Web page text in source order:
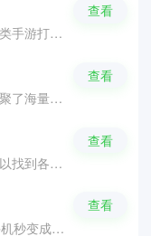
呱呱画质盒子是一款专为吃鸡类手游打造的画面与性能优化软件，让你们畅享流畅清晰的游戏体验。软件能智能识别手机的配置，一键解锁高帧率与高分辨率，显著改善画质并减少卡顿模糊。软件还有超高自由度的灵敏度调节、听声辨位、陀螺超频、准星助手及大神布局等实用辅助，完美适配多种设备与游戏类型。
查看
魅族游戏中心安卓版是一款汇聚了海量热门手游资源的游戏平台，涵盖了盖角色扮演、动作射击、休闲益智等丰富题材并供你们费下载安装并开始游玩。软件拥有专属的特权礼包与福利活动，还设有最新的游戏资讯、通关攻略和活跃的互动社区，让你们成为发布者与阅读者，带来省心流畅的使用体验。
查看
奇迹盒子正版是一款让你们可以找到各种好游的游戏盒子软件，无论是沙盒、竞技、塔防、射击、生存及角色扮演等热门题材都应有尽有，分类清晰且更新及时。软件免去了繁琐的登录步骤，支持游戏一键极速下载与安装包自动清理。平台上所有的资源均经过严格安全扫描，提供智能搜索与一键更新功能，帮助你们轻松管理自己的游戏仓库。
查看
yuzu模拟器手机版是一款让手机秒变成任天堂Switch游戏模拟器，轻松运行多款热门的掌机大作。软件支持按键位置自定义、手柄连接以及悬浮调整等功能，配合高通硬件优化，大幅度提升游戏的流畅度与兼容性。软件无需复杂的设定便能使用，只需导入驱动与文件即可开启随身掌机体验。
查看